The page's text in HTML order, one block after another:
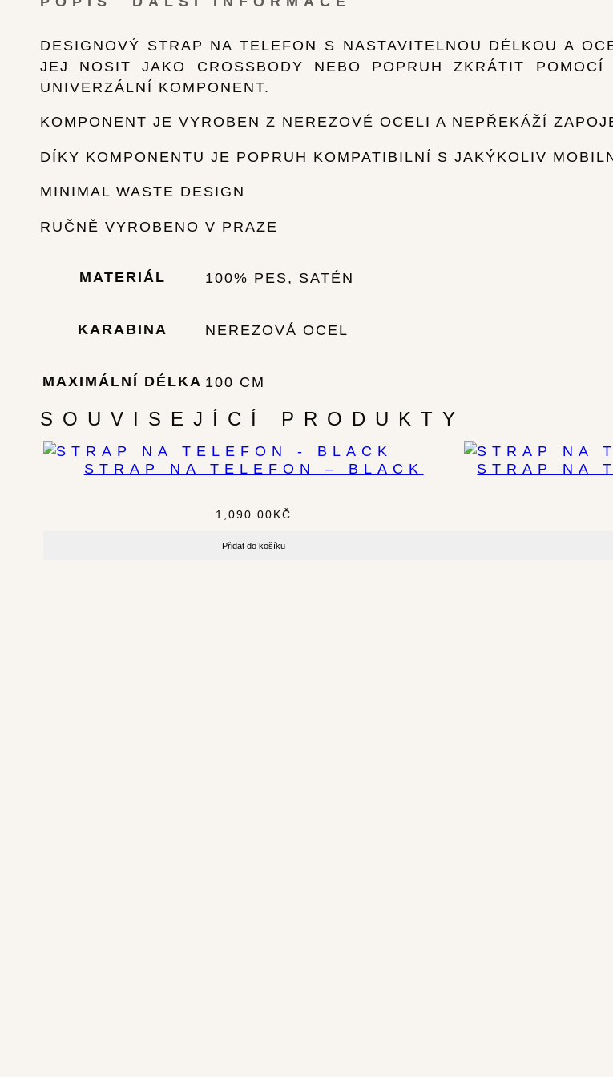
DESIGNOVÝ STRAP NA TELEFON S NASTAVITELNOU DÉLKOU A
JEJ NOSIT JAKO CROSSBODY NEBO POPRUH ZKRÁTIT
UNIVERZÁLNÍ KOMPONENT.
KOMPONENT JE VYROBEN Z NEREZOVÉ OCELI A NEPŘEKÁŽÍ
DÍKY KOMPONENTU JE POPRUH KOMPATIBILNÍ S JAKÝKOLIV
MINIMAL WASTE DESIGN
RUČNĚ VYROBENO V PRAZE
MATERIÁL 100% PES, SATÉN
KARABINA NEREZOVÁ OCEL
MAXIMÁLNÍ DÉLKA 100 CM
SOUVISEJÍCÍ PRODUKTY
STRAP NA TELEFON – BLACK
1,090.00KČ
Přidat do košíku
STRAP NA